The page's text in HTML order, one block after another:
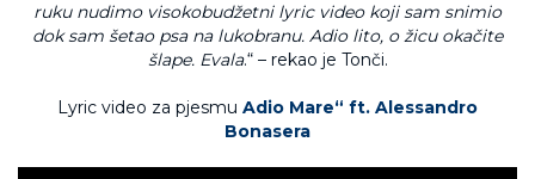
ruku nudimo visokobudžetni lyric video koji sam snimio
dok sam šetao psa na lukobranu. Adio lito, o žicu okačite
šlape. Evala.“ – rekao je Tonči.
Lyric video za pjesmu Adio Mare“ ft. Alessandro
Bonasera